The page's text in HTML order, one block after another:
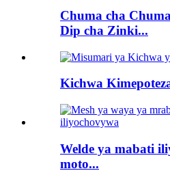
Chuma cha
Dip cha Zinki...
Kichwa
Welde ya mabati
moto...